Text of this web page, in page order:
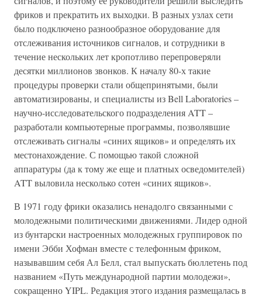
фриков и прекратить их выходки. В разных узлах сети
было подключено разнообразное оборудование для
отслеживания источников сигналов, и сотрудники в
течение нескольких лет кропотливо перепроверяли
десятки миллионов звонков. К началу 80-х такие
процедуры проверки стали общепринятыми, были
автоматизированы, и специалисты из Bell Laboratories –
научно-исследовательского подразделения ATT –
разработали компьютерные программы, позволявшие
отслеживать сигналы «синих ящиков» и определять их
местонахождение. С помощью такой сложной
аппаратуры (да к тому же еще и платных осведомителей)
ATT выловила несколько сотен «синих ящиков».
В 1971 году фрики оказались ненадолго связанными с
молодежными политическими движениями. Лидер одной
из бунтарски настроенных молодежных группировок по
имени Эбби Хофман вместе с телефонным фриком,
называвшим себя Ал Белл, стал выпускать бюллетень под
названием «Путь международной партии молодежи»,
сокращенно YIPL. Редакция этого издания размещалась в